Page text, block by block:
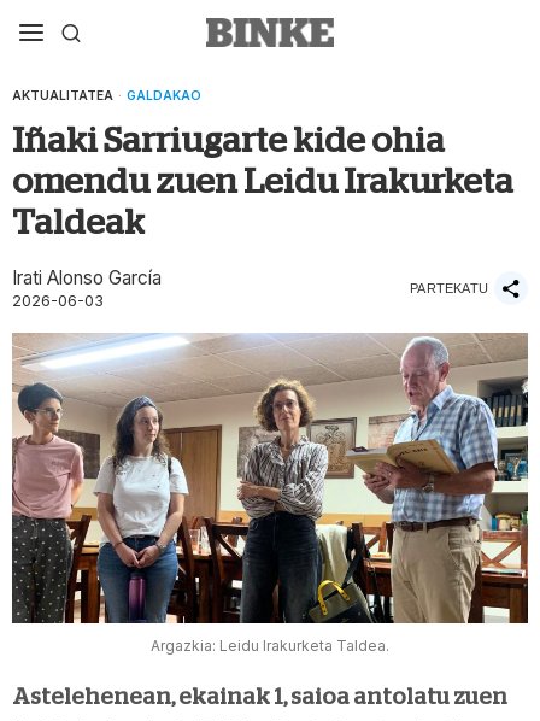
AKTUALITATEA · GALDAKAO
Iñaki Sarriugarte kide ohia
omendu zuen Leidu Irakurketa
Taldeak
Irati Alonso García
2026-06-03
PARTEKATU
Argazkia: Leidu Irakurketa Taldea.
Astelehenean, ekainak 1, saioa antolatu zuen